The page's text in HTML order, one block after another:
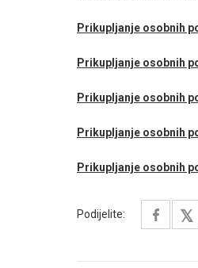
Prikupljanje osobnih
Prikupljanje osobnih
Prikupljanje osobnih
Prikupljanje osobnih
Prikupljanje osobnih
Podijelite: